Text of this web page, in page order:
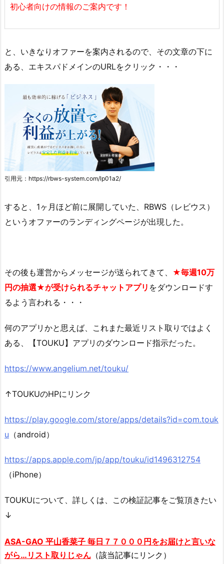
初心者向けの情報のご案内です！
と、いきなりオファーを案内されるので、その文章の下に
ある、エキスパドメインのURLをクリック・・・
引用元：https://rbws-system.com/lp01a2/
すると、1ヶ月ほど前に展開していた、RBWS（レビウス）
というオファーのランディングページが出現した。
その後も運営からメッセージが送られてきて、 ★毎週10万
円の抽選★が受けられるチャットアプリ をダウンロードす
るよう言われる・・・
何のアプリかと思えば、これまた最近リスト取りではよく
ある、【TOUKU】アプリのダウンロード指示だった。
https://www.angelium.net/touku/
↑TOUKUのHPにリンク
https://play.google.com/store/apps/details?id=com.touk
u （android）
https://apps.apple.com/jp/app/touku/id1496312754
（iPhone）
TOUKUについて、詳しくは、この検証記事をご覧頂きたい
↓
ASA-GAO 平山香菜子 毎日７７０００円をお届けと言いな
がら…リスト取りじゃん （該当記事にリンク）